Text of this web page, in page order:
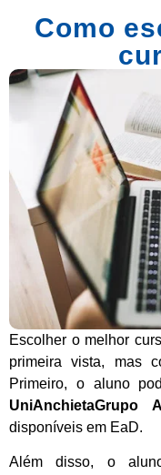
Como
Escolher o melhor
primeira vista, mas
Primeiro, o aluno
UniAnchietaGrupo
disponíveis em EaD.
Além disso, o